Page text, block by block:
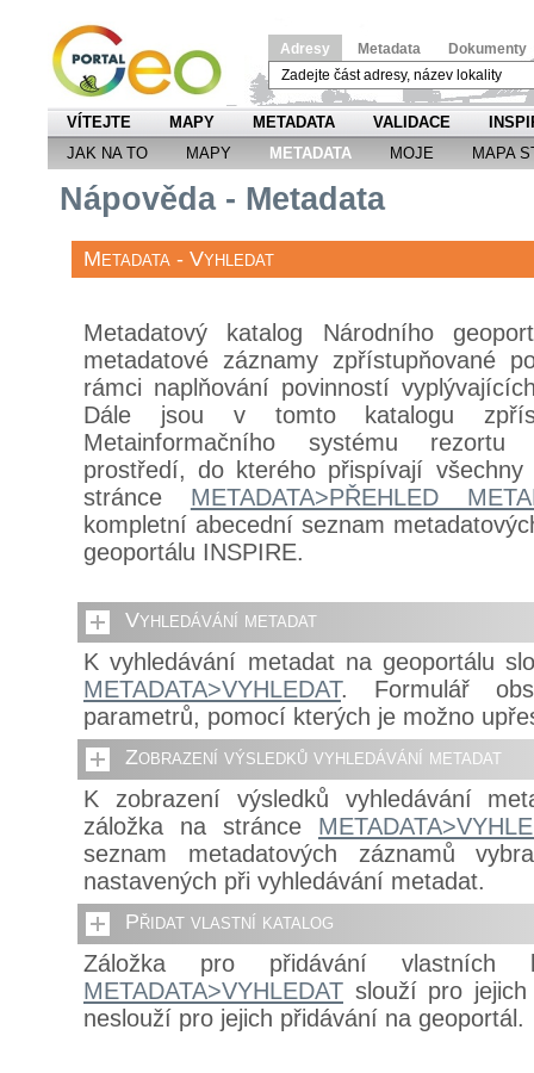
Adresy Metadata Dokumenty
VÍTEJTE MAPY METADATA VALIDACE
JAK NA TO
MAPY METADATA MOJE MAPA
Nápověda - Metadata
Metadata - Vyhledat
Metadatový katalog Národního
metadatové záznamy zpřístupňované
rámci naplňování povinností
Dále jsou v tomto katalogu
Metainformačního systému rezortu
prostředí, do kterého přispívají
stránce METADATA>PŘEHLED
kompletní abecední seznam
geoportálu INSPIRE.
Vyhledávání metadat
K vyhledávání metadat na geoportálu
METADATA>VYHLEDAT. Formulář
parametrů, pomocí kterých je možno
Zobrazení výsledků vyhledávání metadat
K zobrazení výsledků vyhledávání
záložka na stránce
seznam metadatových záznamů
nastavených při vyhledávání metadat.
Přidat vlastní katalog
Záložka pro přidávání vlastních
METADATA>VYHLEDAT slouží pro
neslouží pro jejich přidávání na geoportál.